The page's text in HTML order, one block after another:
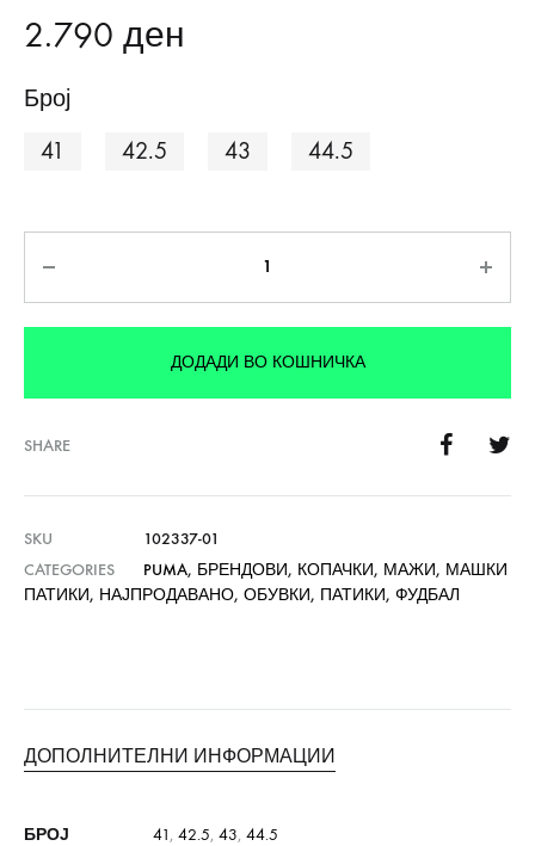
2.790 ден
Број
41
42.5 43 44.5
ДОДАДИ ВО КОШНИЧКА
SHARE
SKU
102337-01
CATEGORIES
PUMA, БРЕНДОВИ, КОПАЧКИ, МАЖИ, МАШКИ
ПАТИКИ, НАЈПРОДАВАНО, ОБУВКИ, ПАТИКИ, ФУДБАЛ
ДОПОЛНИТЕЛНИ ИНФОРМАЦИИ
БРОЈ 41, 42.5, 43, 44.5